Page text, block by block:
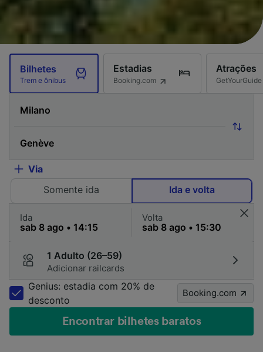
Bilhetes
Trem e ônibus
Estadias
Booking.com
Atrações
GetYourGuide
Via
Somente ida
Ida e volta
Ida Volta
1 Adulto (26–59)
Adicionar railcards
Genius: estadia com 20% de
desconto
Booking.com
Encontrar bilhetes baratos